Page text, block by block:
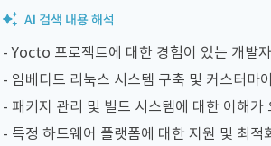
- Yocto 프로젝트에 대한 경험이 있는 개발
- 임베디드 리눅스 시스템 구축 및 커스터마
- 패키지 관리 및 빌드 시스템에 대한 이해가
- 특정 하드웨어 플랫폼에 대한 지원 및 최적